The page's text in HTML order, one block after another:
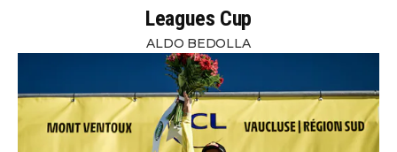
Leagues Cup
ALDO BEDOLLA